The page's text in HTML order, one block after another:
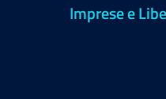
Imprese e